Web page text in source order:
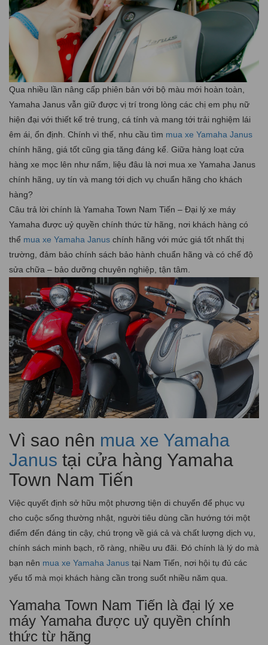
Qua nhiều lần nâng cấp phiên bản với bộ màu mới hoàn toàn,
Yamaha Janus vẫn giữ được vị trí trong lòng các chị em phụ nữ
hiện đại với thiết kế trẻ trung, cá tính và mang tới trải nghiệm lái
êm ái, ổn định. Chính vì thế, nhu cầu tìm mua xe Yamaha Janus
chính hãng, giá tốt cũng gia tăng đáng kể. Giữa hàng loạt cửa
hàng xe mọc lên như nấm, liệu đâu là nơi mua xe Yamaha Janus
chính hãng, uy tín và mang tới dịch vụ chuẩn hãng cho khách
hàng?
Câu trả lời chính là Yamaha Town Nam Tiến – Đại lý xe máy
Yamaha được uỷ quyền chính thức từ hãng, nơi khách hàng có
thể mua xe Yamaha Janus chính hãng với mức giá tốt nhất thị
trường, đảm bảo chính sách bảo hành chuẩn hãng và có chế độ
sửa chữa – bảo dưỡng chuyên nghiệp, tận tâm.
Vì sao nên mua xe Yamaha
Janus tại cửa hàng Yamaha
Town Nam Tiến
Việc quyết định sở hữu một phương tiện di chuyển để phục vụ
cho cuộc sống thường nhật, người tiêu dùng cần hướng tới một
điểm đến đáng tin cậy, chú trọng về giá cả và chất lượng dịch vụ,
chính sách minh bạch, rõ ràng, nhiều ưu đãi. Đó chính là lý do mà
bạn nên mua xe Yamaha Janus tại Nam Tiến, nơi hội tụ đủ các
yếu tố mà mọi khách hàng cần trong suốt nhiều năm qua.
Yamaha Town Nam Tiến là đại lý xe
máy Yamaha được uỷ quyền chính
thức từ hãng